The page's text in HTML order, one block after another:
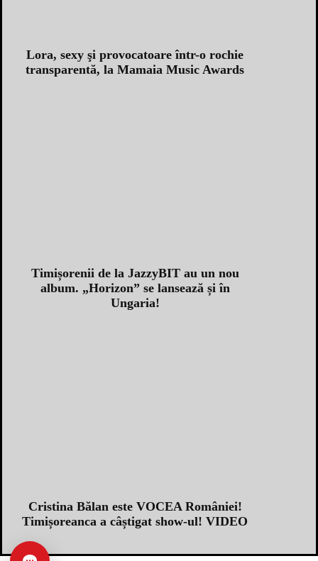
Lora, sexy şi provocatoare într-o rochie
transparentă, la Mamaia Music Awards
Timișorenii de la JazzyBIT au un nou
album. „Horizon” se lansează și în
Ungaria!
Cristina Bălan este VOCEA României!
Timișoreanca a câștigat show-ul! VIDEO